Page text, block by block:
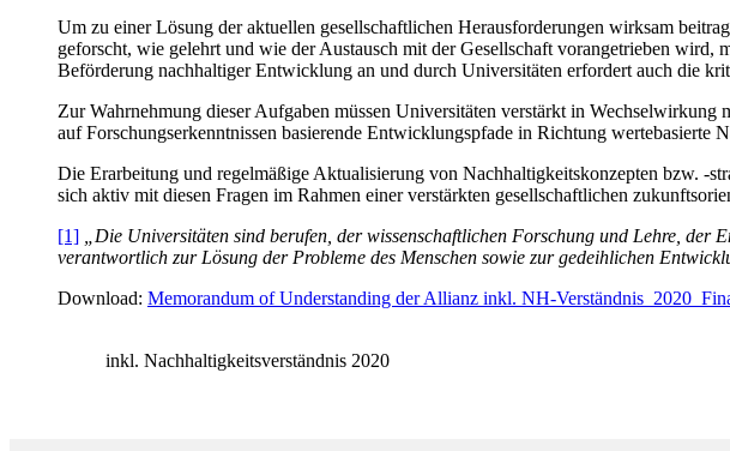
Um zu einer Lösung der aktuellen gesellschaftlichen Herausforderungen wirksam
geforscht, wie gelehrt und wie der Austausch mit der Gesellschaft vorangetrieben
Beförderung nachhaltiger Entwicklung an und durch Universitäten erfordert auch die
Zur Wahrnehmung dieser Aufgaben müssen Universitäten verstärkt in
auf Forschungserkenntnissen basierende Entwicklungspfade in Richtung wertebasierte
Die Erarbeitung und regelmäßige Aktualisierung von Nachhaltigkeitskonzepten bzw. -
sich aktiv mit diesen Fragen im Rahmen einer verstärkten gesellschaftlichen
[1]
„Die Universitäten sind berufen, der wissenschaftlichen Forschung und Lehre,
verantwortlich zur Lösung der Probleme des Menschen sowie zur gedeihlichen
Download: Memorandum of Understanding der Allianz inkl. NH-
inkl. Nachhaltigkeitsverständnis 2020